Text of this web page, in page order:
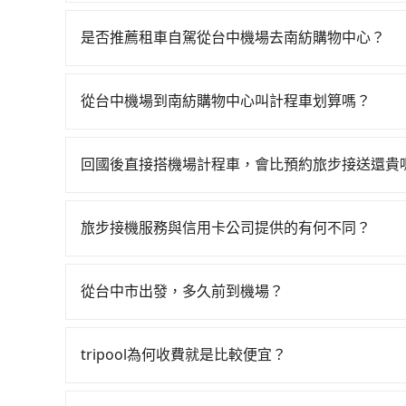
一天最多有74班次高鐵可搭乘。假設從台中機場 (
車，搭上小黃後約花24分鐘、車費300元後，抵
時1小時45分鐘。選擇搭乘高鐵而不預約包車，不
是否推薦租車自駕從台中機場去南紡購物中心？
天就要來回，那在台中路邊可隨租隨借的iRent應
預估進去，但額外的汽車保險與可能的罰單都需
理，每一次租車都好像在開樂透一樣。另外，偶
遇到下雨天或者載行李時，就顯得非常不便。
從台中機場到南紡購物中心叫計程車划算嗎？
算，價格約為4,075~4,900元間，但如改預約
在價格或服務品質上，tripool都是你從台中機場到
回國後直接搭機場計程車，會比預約旅步接送還貴
季、連續假期或尖峰時間。因為機場計程車可能
旅步接機服務與信用卡公司提供的有何不同？
提供更多的彈性和客製化選擇，我們會根據您的
從台中市出發，多久前到機場？
很順暢，但如果你搭機的時間是白天、剛好是上
tripool為何收費就是比較便宜？